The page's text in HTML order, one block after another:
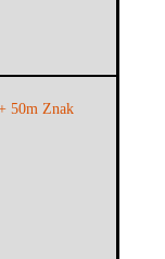
50m Znak